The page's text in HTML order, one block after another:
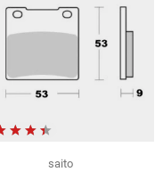
saito